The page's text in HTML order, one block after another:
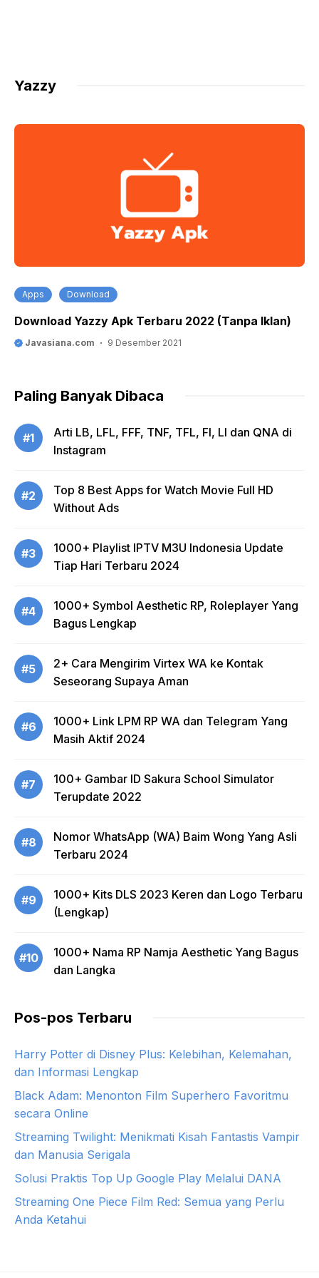
Yazzy
Apps Download
Download Yazzy Apk Terbaru 2022 (Tanpa Iklan)
Javasiana.com 9 Desember 2021
Paling Banyak Dibaca
#1
Arti LB, LFL, FFF, TNF, TFL, FI, LI dan QNA di
Instagram
#2
Top 8 Best Apps for Watch Movie Full HD
Without Ads
#3
1000+ Playlist IPTV M3U Indonesia Update
Tiap Hari Terbaru 2024
#4
1000+ Symbol Aesthetic RP, Roleplayer Yang
Bagus Lengkap
#5
2+ Cara Mengirim Virtex WA ke Kontak
Seseorang Supaya Aman
#6
1000+ Link LPM RP WA dan Telegram Yang
Masih Aktif 2024
#7
100+ Gambar ID Sakura School Simulator
Terupdate 2022
#8
Nomor WhatsApp (WA) Baim Wong Yang Asli
Terbaru 2024
#9
1000+ Kits DLS 2023 Keren dan Logo Terbaru
(Lengkap)
#10
1000+ Nama RP Namja Aesthetic Yang Bagus
dan Langka
Pos-pos Terbaru
Harry Potter di Disney Plus: Kelebihan, Kelemahan,
dan Informasi Lengkap
Black Adam: Menonton Film Superhero Favoritmu
secara Online
Streaming Twilight: Menikmati Kisah Fantastis Vampir
dan Manusia Serigala
Solusi Praktis Top Up Google Play Melalui DANA
Streaming One Piece Film Red: Semua yang Perlu
Anda Ketahui